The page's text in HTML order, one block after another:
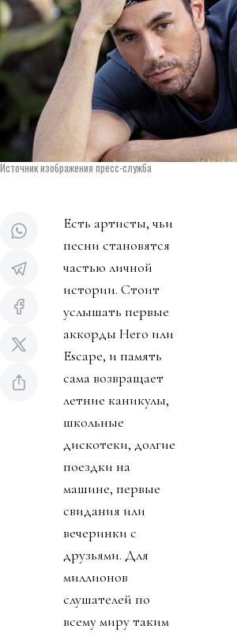
Источник изображения пресс-служба
Есть артисты, чьи
песни становятся
частью личной
истории. Стоит
услышать первые
аккорды Hero или
Escape, и память
сама возвращает
летние каникулы,
школьные
дискотеки, долгие
поездки на
машине, первые
свидания или
вечеринки с
друзьями. Для
миллионов
слушателей по
всему миру таким